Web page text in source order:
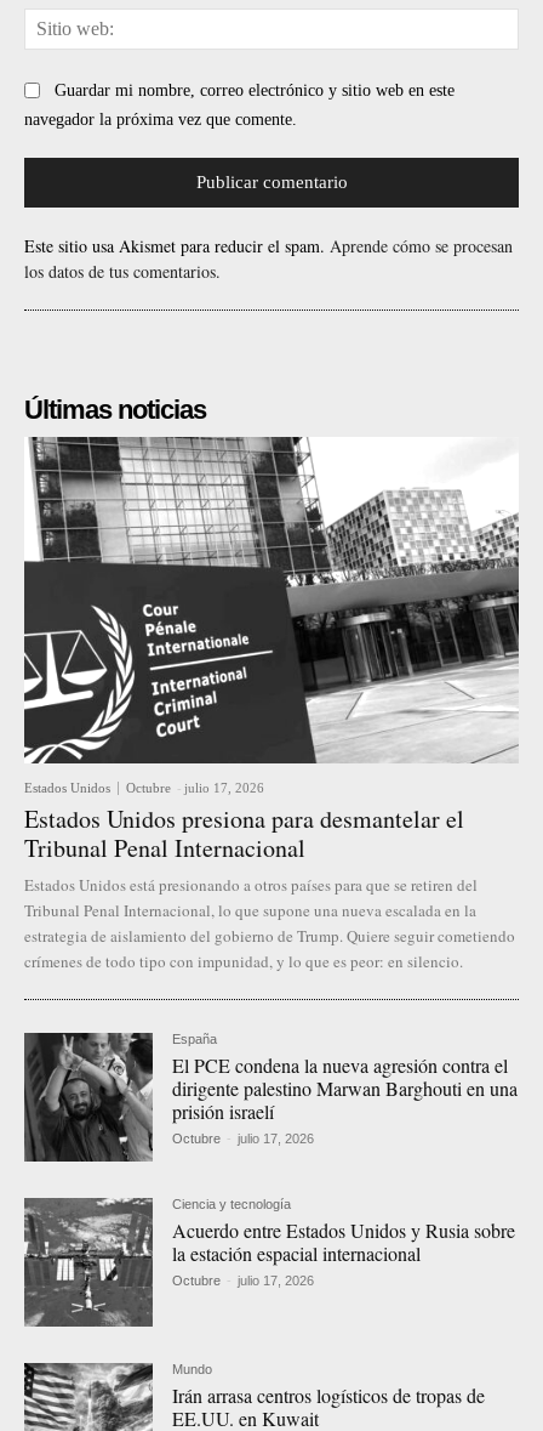
Guardar mi nombre, correo electrónico y sitio web en este
navegador la próxima vez que comente.
Este sitio usa Akismet para reducir el spam. Aprende cómo se procesan
los datos de tus comentarios.
Últimas noticias
Estados Unidos Octubre - julio 17, 2026
Estados Unidos presiona para desmantelar el
Tribunal Penal Internacional
Estados Unidos está presionando a otros países para que se retiren del
Tribunal Penal Internacional, lo que supone una nueva escalada en la
estrategia de aislamiento del gobierno de Trump. Quiere seguir cometiendo
crímenes de todo tipo con impunidad, y lo que es peor: en silencio.
España
El PCE condena la nueva agresión contra el
dirigente palestino Marwan Barghouti en una
prisión israelí
Octubre - julio 17, 2026
Ciencia y tecnología
Acuerdo entre Estados Unidos y Rusia sobre
la estación espacial internacional
Octubre - julio 17, 2026
Mundo
Irán arrasa centros logísticos de tropas de
EE.UU. en Kuwait